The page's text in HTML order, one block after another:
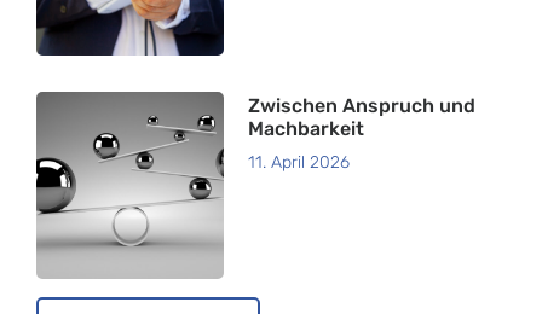
Zwischen Anspruch und
Machbarkeit
11. April 2026